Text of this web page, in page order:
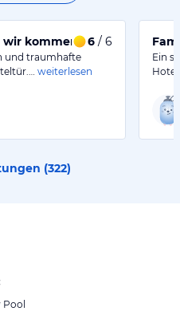
kommen sicher wieder.
6 / 6
und traumhafte
weiterlesen
Ein
(322)
Pool